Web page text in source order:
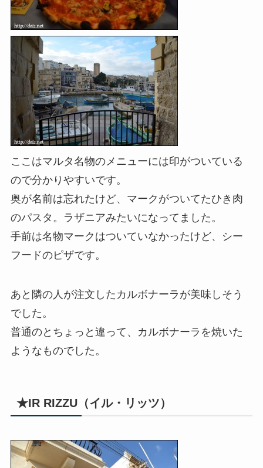
ここはマルタ名物のメニューには印がついている
ので分かりやすいです。
奥が名前は忘れたけど、マークがついてたひき肉
のパスタ。ラザニアみたいになってました。
手前は名物マークはついていなかったけど、シー
フードのピザです。
あと隣の人が注文したカルボナーラが美味しそう
でした。
普通のとちょっと違って、カルボナーラを焼いた
ようなものでした。
★IR RIZZU（イル・リッツ）